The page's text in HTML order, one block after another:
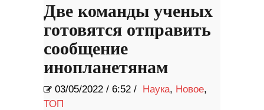
Две команды ученых
готовятся отправить
сообщение
инопланетянам
03/05/2022 / 6:52 / Наука, Новое,
ТОП